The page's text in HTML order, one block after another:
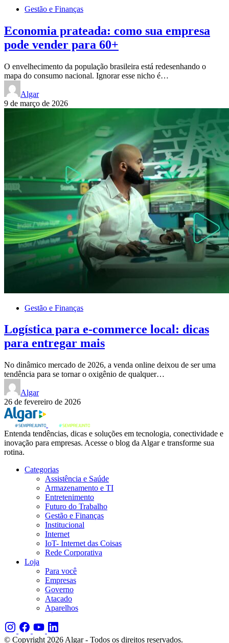
Gestão e Finanças
Economia prateada: como sua empresa
pode vender para 60+
O envelhecimento da população brasileira está redesenhando o
mapa do consumo nacional. Ignorar esse nicho é…
Algar
9 de março de 2026
Gestão e Finanças
Logística para e-commerce local: dicas
para entregar mais
No dinâmico mercado de 2026, a venda online deixou de ser uma
tendência para se tornar o oxigênio de qualquer…
Algar
26 de fevereiro de 2026
Entenda tendências, dicas e soluções em tecnologia, conectividade e
inovação para empresas. Acesse o blog da Algar e transforme sua
rotina.
Categorias
Assistência e Saúde
Armazenamento e TI
Entretenimento
Futuro do Trabalho
Gestão e Finanças
Institucional
Internet
IoT- Internet das Coisas
Rede Corporativa
Loja
Para você
Empresas
Governo
Atacado
Aparelhos
© Copyright 2026 Algar - Todos os direitos reservados.